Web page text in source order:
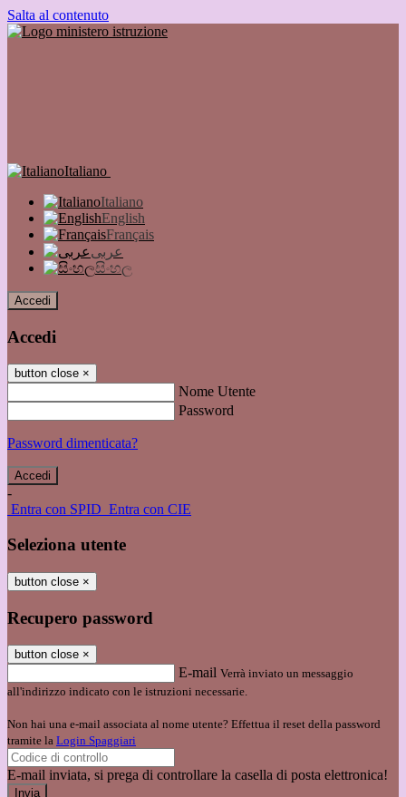
Salta al contenuto
Italiano
Italiano
English
Français
عربى
සිංහල
Accedi
Accedi
button close ×
Nome Utente
Password
Password dimenticata?
-
Entra con SPID Entra con CIE
Seleziona utente
button close ×
Recupero password
button close ×
E-mail Verrà inviato un messaggio
all'indirizzo indicato con le istruzioni necessarie.
Non hai una e-mail associata al nome utente? Effettua il reset della password
tramite la Login Spaggiari
E-mail inviata, si prega di controllare la casella di posta elettronica!